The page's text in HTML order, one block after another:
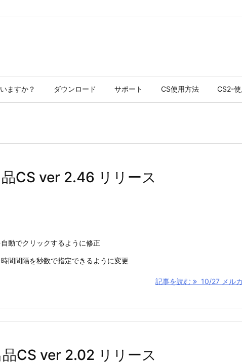
ますか？ ダウンロード サポート CS使用方法 CS2-
CS ver 2.46 リリース
動でクリックするように修正
間間隔を秒数で指定できるように変更
記事を読む 10/27 メル
CS ver 2.02 リリース